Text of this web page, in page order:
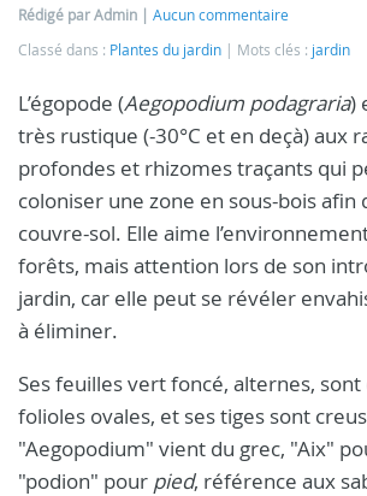
Rédigé par Admin
Aucun commentaire
Classé dans : Plantes du jardin Mots clés : jardin
L’égopode (Aegopodium podagraria)
très rustique (-30°C et en deçà) aux
profondes et rhizomes traçants qui
coloniser une zone en sous-bois afin
couvre-sol. Elle aime
forêts, mais attention lors de son
jardin, car elle peut se révéler
à éliminer.
Ses feuilles vert foncé, alternes, sont
folioles ovales, et ses tiges sont
"Aegopodium" vient du grec, "Aix"
"podion" pour pied, référence aux